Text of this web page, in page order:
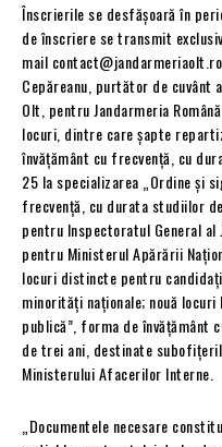
Înscrierile se desfășoară în
de înscriere se transmit
mail
Cepăreanu, purtător de cuvânt
Olt, pentru Jandarmeria
locuri, dintre care șapte
învățământ cu frecvență, cu
25 la specializarea „Ordine și
frecvență, cu durata studiilor
pentru Inspectoratul General al
pentru Ministerul Apărării
locuri distincte pentru
minorități naționale; nouă
publică”, forma de învățământ
de trei ani, destinate
Ministerului Afacerilor Interne.
„Documentele necesare